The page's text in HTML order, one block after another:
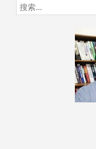
跳
至
搜
索：